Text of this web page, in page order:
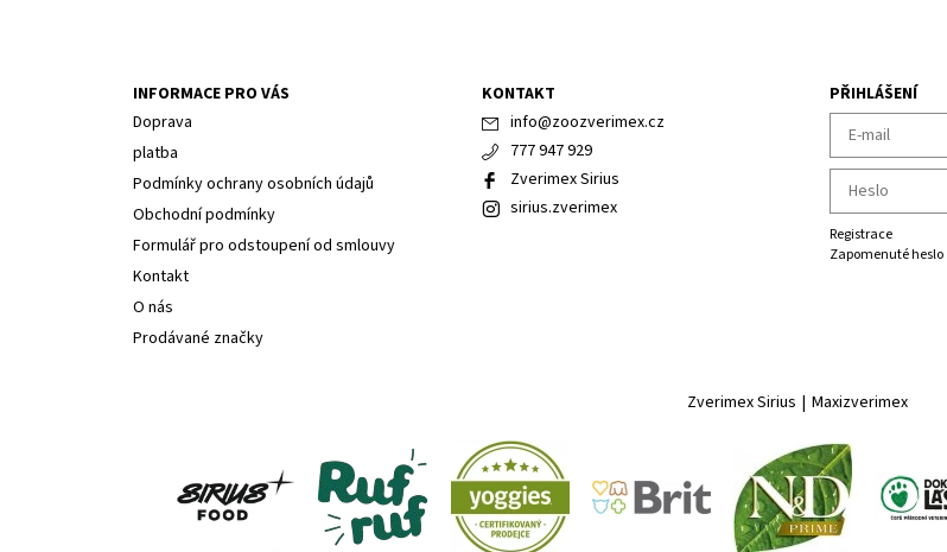
INFORMACE PRO VÁS
Doprava
platba
Podmínky ochrany osobních údajů
Obchodní podmínky
Formulář pro odstoupení od smlouvy
Kontakt
O nás
Prodávané značky
KONTAKT
info@zoozverimex.cz
777 947 929
Zverimex Sirius
sirius.zverimex
PŘIHLÁŠENÍ
Registrace
Zapomenuté heslo
Zverimex Sirius | Maxizverimex